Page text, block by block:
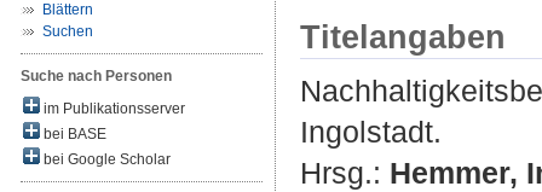
Blättern
Suchen
Suche nach Personen
im Publikationsserver
bei BASE
bei Google Scholar
Titelangaben
Ingolstadt.
Hrsg.: Hemmer,